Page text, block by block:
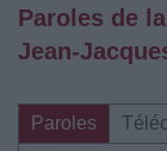
Paroles de
Jean-
Paroles